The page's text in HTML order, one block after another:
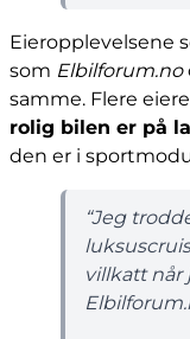
Eieropplevelsene
som Elbilforum.no
samme. Flere
rolig bilen er på
den er i
“Jeg
villkatt når